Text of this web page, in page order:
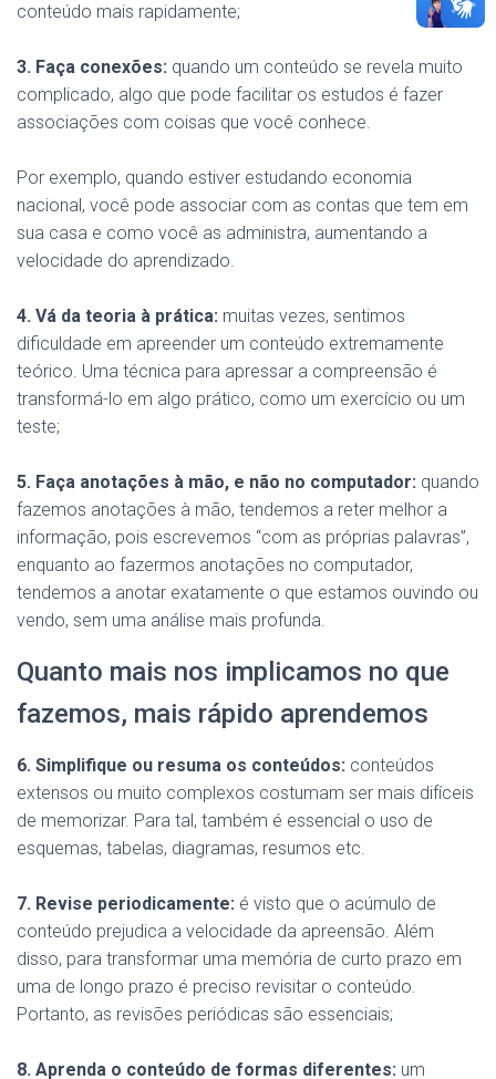
conteúdo mais rapidamente;
3. Faça conexões: quando um conteúdo se revela muito
complicado, algo que pode facilitar os estudos é fazer
associações com coisas que você conhece.
Por exemplo, quando estiver estudando economia
nacional, você pode associar com as contas que tem em
sua casa e como você as administra, aumentando a
velocidade do aprendizado.
4. Vá da teoria à prática: muitas vezes, sentimos
dificuldade em apreender um conteúdo extremamente
teórico. Uma técnica para apressar a compreensão é
transformá-lo em algo prático, como um exercício ou um
teste;
5. Faça anotações à mão, e não no computador: quando
fazemos anotações à mão, tendemos a reter melhor a
informação, pois escrevemos “com as próprias palavras”,
enquanto ao fazermos anotações no computador,
tendemos a anotar exatamente o que estamos ouvindo ou
vendo, sem uma análise mais profunda.
Quanto mais nos implicamos no que
fazemos, mais rápido aprendemos
6. Simplifique ou resuma os conteúdos: conteúdos
extensos ou muito complexos costumam ser mais difíceis
de memorizar. Para tal, também é essencial o uso de
esquemas, tabelas, diagramas, resumos etc.
7. Revise periodicamente: é visto que o acúmulo de
conteúdo prejudica a velocidade da apreensão. Além
disso, para transformar uma memória de curto prazo em
uma de longo prazo é preciso revisitar o conteúdo.
Portanto, as revisões periódicas são essenciais;
8. Aprenda o conteúdo de formas diferentes: um